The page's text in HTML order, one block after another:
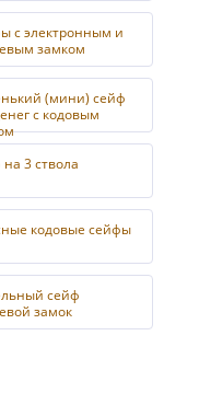
с электронным и
замком
(мини) сейф
с кодовым
3 ствола
кодовые сейфы
сейф
замок